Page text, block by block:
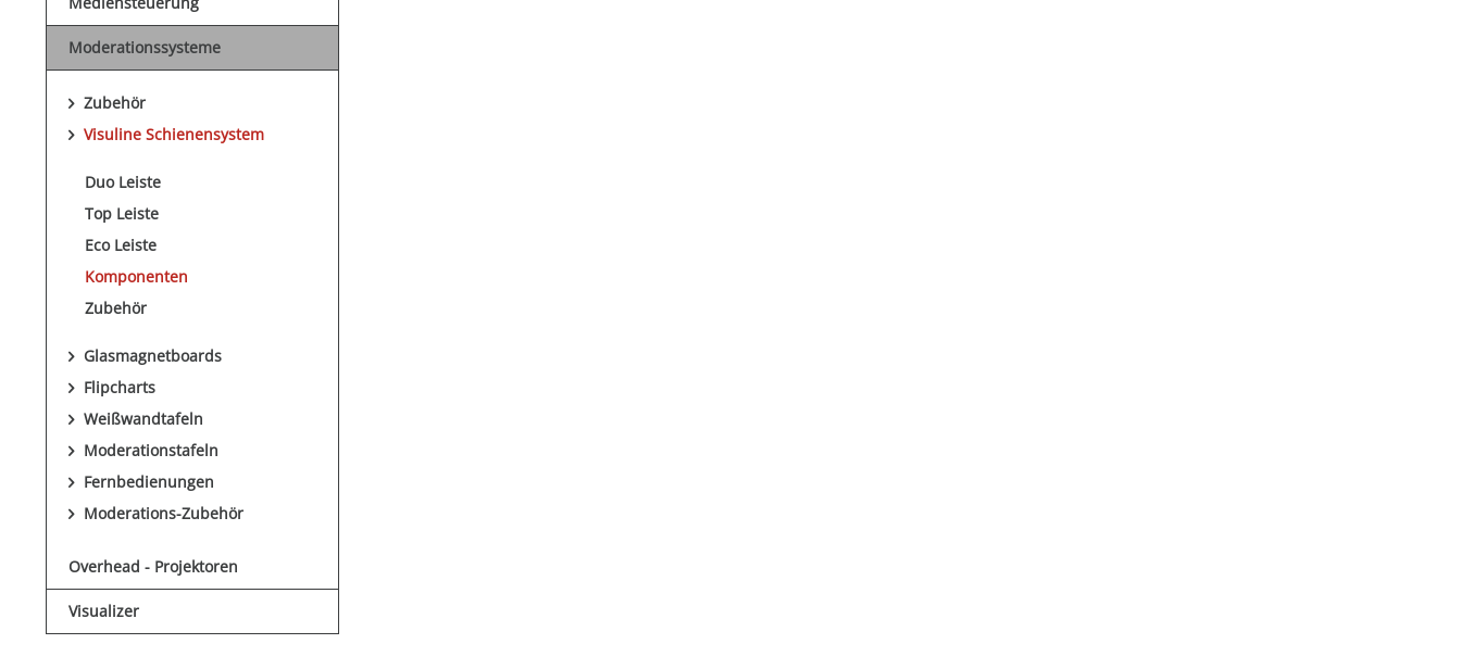
Moderationssysteme
Zubehör
Visuline Schienensystem
Duo Leiste
Top Leiste
Eco Leiste
Komponenten
Zubehör
Glasmagnetboards
Flipcharts
Weißwandtafeln
Moderationstafeln
Fernbedienungen
Moderations-Zubehör
Overhead - Projektoren
Visualizer